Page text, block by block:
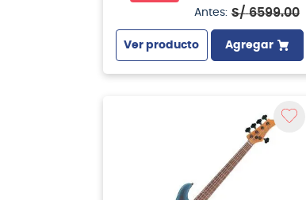
Antes: S/ 6599.00
Ver producto Agregar